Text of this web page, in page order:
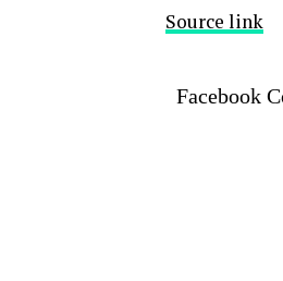
Source link
Facebook